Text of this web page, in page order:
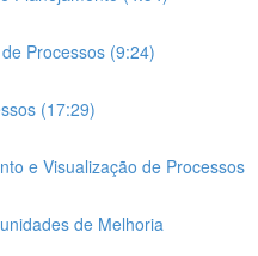
Processos (9:24)
(17:29)
e Visualização de Processos
de Melhoria